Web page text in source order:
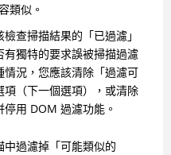
類似。
查掃描結果的「已過濾」
有獨特的要求誤被掃描過濾
情況，您應該清除「過濾可
項（下一個選項），或清除
用 DOM 過濾功能。
過濾掉「可能類似的